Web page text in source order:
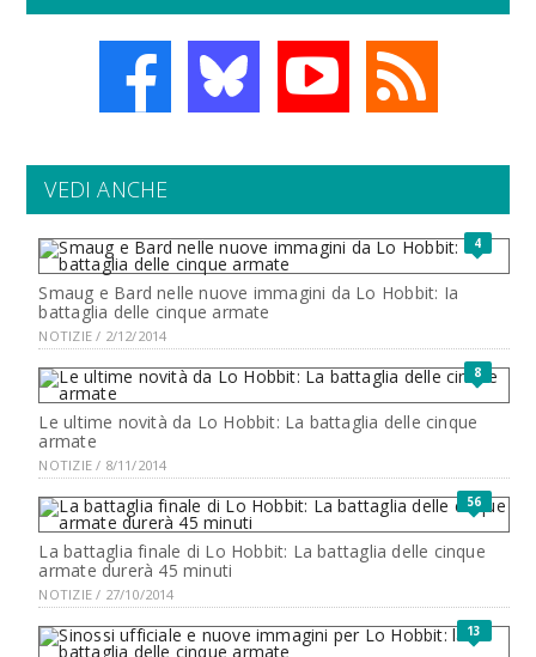
VEDI ANCHE
4
Smaug e Bard nelle nuove immagini da Lo Hobbit: Ia
battaglia delle cinque armate
NOTIZIE / 2/12/2014
8
Le ultime novità da Lo Hobbit: La battaglia delle cinque
armate
NOTIZIE / 8/11/2014
56
La battaglia finale di Lo Hobbit: La battaglia delle cinque
armate durerà 45 minuti
NOTIZIE / 27/10/2014
13